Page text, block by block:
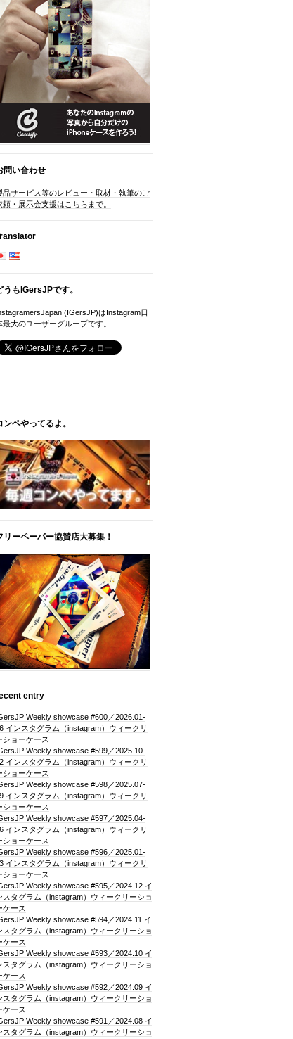
問い合わせ
品サービス等のレビュー・取材・執筆のご
頼・展示会支援はこちらまで。
うもIGersJPです。
(IGersJP)はInstagram日
最大のユーザーグループです。
ンペやってるよ。
リーペーパー協賛店大募集！
entry
Weekly showcase #600／2026.01-
インスタグラム（instagram）ウィークリ
ショーケース
Weekly showcase #599／2025.10-
インスタグラム（instagram）ウィークリ
ショーケース
Weekly showcase #598／2025.07-
インスタグラム（instagram）ウィークリ
ショーケース
Weekly showcase #597／2025.04-
インスタグラム（instagram）ウィークリ
ショーケース
Weekly showcase #596／2025.01-
インスタグラム（instagram）ウィークリ
ショーケース
Weekly showcase #595／2024.12 イ
スタグラム（instagram）ウィークリーショ
ケース
Weekly showcase #594／2024.11 イ
スタグラム（instagram）ウィークリーショ
ケース
Weekly showcase #593／2024.10 イ
スタグラム（instagram）ウィークリーショ
ケース
Weekly showcase #592／2024.09 イ
スタグラム（instagram）ウィークリーショ
ケース
Weekly showcase #591／2024.08 イ
スタグラム（instagram）ウィークリーショ